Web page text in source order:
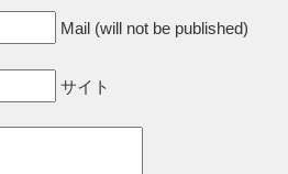
Mail (will not be published)
サイト